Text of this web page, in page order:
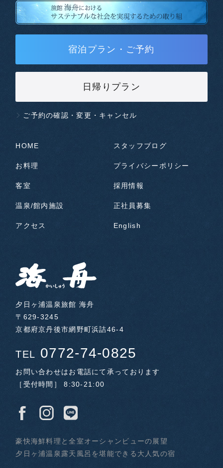
宿泊プラン・ご予約
日帰りプラン
ご予約の確認・変更・キャンセル
HOME
お料理
客室
温泉/館内施設
アクセス
スタッフブログ
プライバシーポリシー
採用情報
正社員募集
English
夕日ヶ浦温泉旅館 海舟
〒629-3245
京都府京丹後市網野町浜詰46-4
TEL 0772-74-0825
お問い合わせはお電話にて承っております
［受付時間］ 8:30-21:00
豪快海鮮料理と全室オーシャンビューの展望
夕日ヶ浦温泉露天風呂を堪能できる大人気の宿